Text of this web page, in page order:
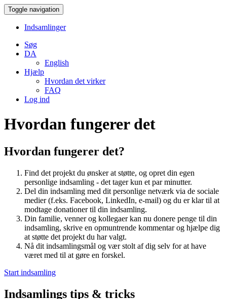
Toggle navigation
Indsamlinger
Søg
DA
English
Hjælp
Hvordan det virker
FAQ
Log ind
Hvordan fungerer det
Hvordan fungerer det?
Find det projekt du ønsker at støtte, og opret din egen
personlige indsamling - det tager kun et par minutter.
Del din indsamling med dit personlige netværk via de sociale
medier (f.eks. Facebook, LinkedIn, e-mail) og du er klar til at
modtage donationer til din indsamling.
Din familie, venner og kollegaer kan nu donere penge til din
indsamling, skrive en opmuntrende kommentar og hjælpe dig
at støtte det projekt du har valgt.
Nå dit indsamlingsmål og vær stolt af dig selv for at have
været med til at gøre en forskel.
Start indsamling
Indsamlings tips & tricks